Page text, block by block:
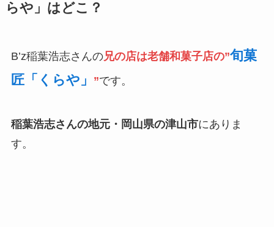
らや」はどこ？
B’z稲葉浩志さんの兄の店は老舗和菓子店の”旬菓
匠「くらや」
”です。
稲葉浩志さんの地元・岡山県の津山市にありま
す。